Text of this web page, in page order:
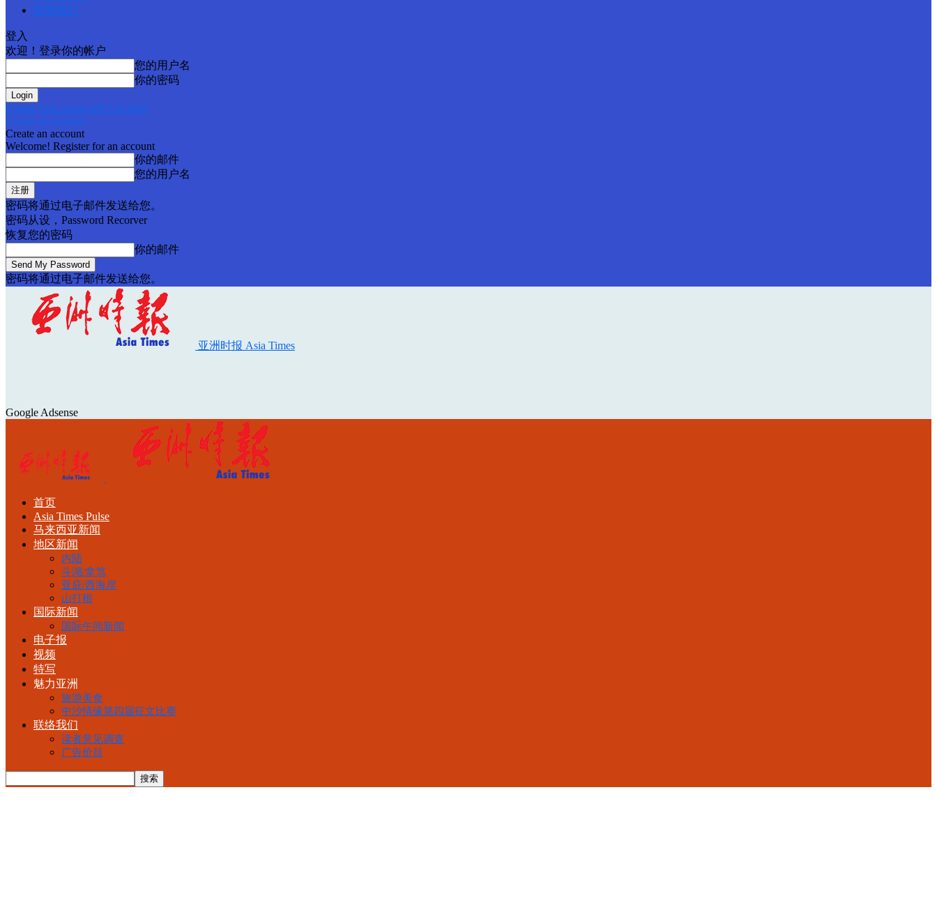
联络我们
登入
欢迎！登录你的帐户
您的用户名
你的密码
Forgot your password? Get help
Create an account
Create an account
Welcome! Register for an account
你的邮件
您的用户名
密码将通过电子邮件发送给您。
密码从设，Password Recorver
恢复您的密码
你的邮件
密码将通过电子邮件发送给您。
亚洲时报 Asia Times
Google Adsense
首页
Asia Times Pulse
马来西亚新闻
地区新闻
内陆
斗湖/拿笃
亚庇/西海岸
山打根
国际新闻
国际午间新闻
电子报
视频
特写
魅力亚洲
旅游美食
中沙情缘第四届征文比赛
联络我们
读者意见调查
广告价目